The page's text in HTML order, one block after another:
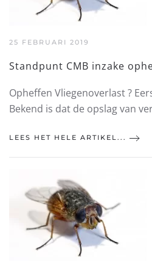
25 FEBRUARI 2019
Standpunt CMB inzake
Opheffen Vliegenoverlast ?
Bekend is dat de opslag van
LEES HET HELE ARTIKEL...